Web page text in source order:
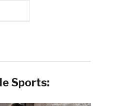
Sports: